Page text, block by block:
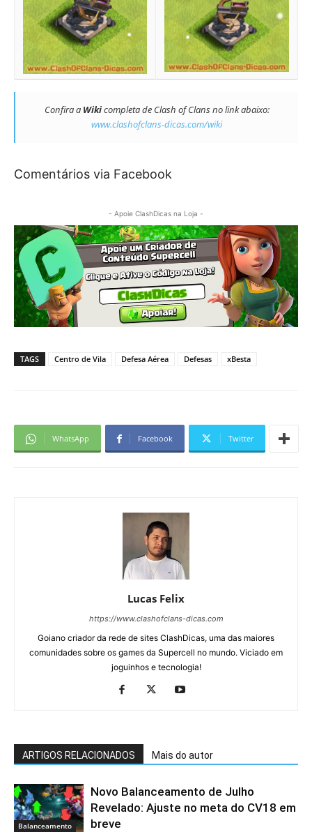
Confira a Wikicompleta de Clash of Clans no link abaixo:
www.clashofclans-dicas.com/wiki
Comentários via Facebook
- Apoie ClashDicas na Loja -
TAGS Centro de Vila Defesa Aérea Defesas xBesta
WhatsApp Facebook Twitter
Lucas Felix
https://www.clashofclans-dicas.com
Goiano criador da rede de sites ClashDicas, uma das maiores
comunidades sobre os games da Supercell no mundo. Viciado em
joguinhos e tecnologia!
ARTIGOS RELACIONADOS Mais do autor
Balanceamento
Novo Balanceamento de Julho
Revelado: Ajuste no meta do CV18 em
breve